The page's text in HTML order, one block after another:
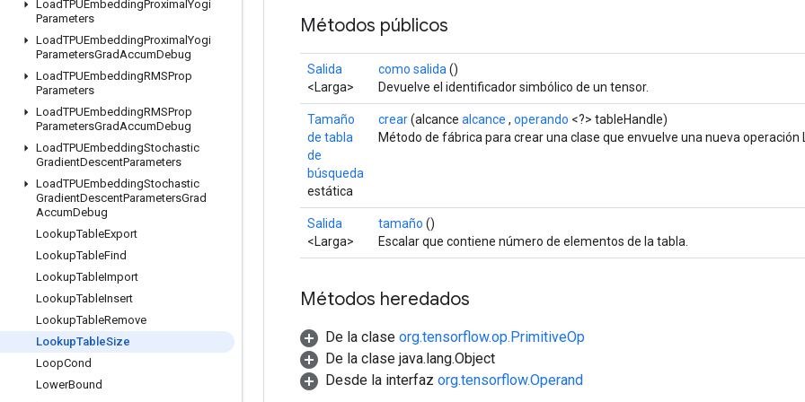
LoadTPUEmbeddingProximalYogi
Parameters
LoadTPUEmbeddingProximalYogi
ParametersGradAccumDebug
LoadTPUEmbeddingRMSProp
Parameters
LoadTPUEmbeddingRMSProp
ParametersGradAccumDebug
LoadTPUEmbeddingStochastic
GradientDescentParameters
LoadTPUEmbeddingStochastic
GradientDescentParametersGrad
AccumDebug
LookupTableExport
LookupTableFind
LookupTableImport
LookupTableInsert
LookupTableRemove
LookupTableSize
LoopCond
LowerBound
Métodos públicos
Salida
<Larga>
como salida ()
Devuelve el identificador simbólico de un tensor.
Tamaño
de tabla
de
búsqueda
estática
crear(alcance alcance , operando <?> tableHandle)
Método de fábrica para crear una clase que envuelve una nueva operación
Salida
<Larga>
tamaño ()
Escalar que contiene número de elementos de la tabla.
Métodos heredados
De la clase org.tensorflow.op.PrimitiveOp
De la clase java.lang.Object
Desde la interfaz org.tensorflow.Operand